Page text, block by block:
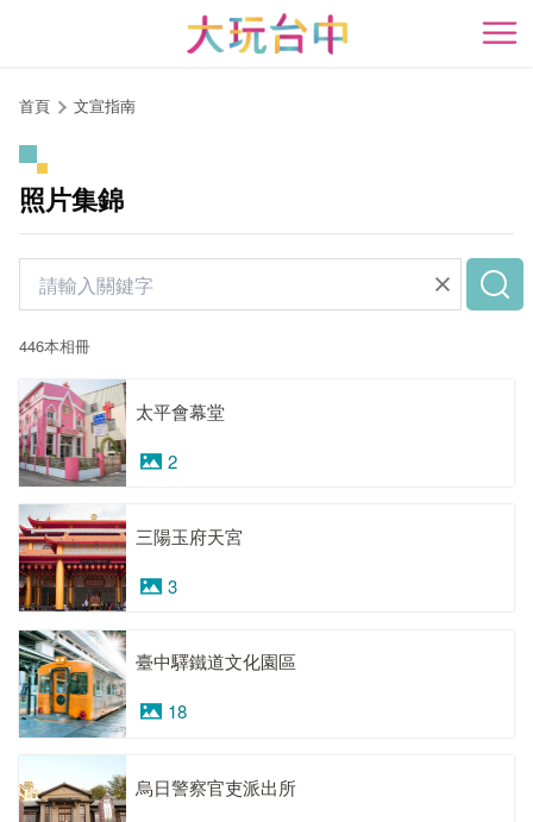
開
首頁 文宣指南
照片集錦
446本相冊
太平會幕堂
2
三陽玉府天宮
3
臺中驛鐵道文化園區
18
烏日警察官吏派出所